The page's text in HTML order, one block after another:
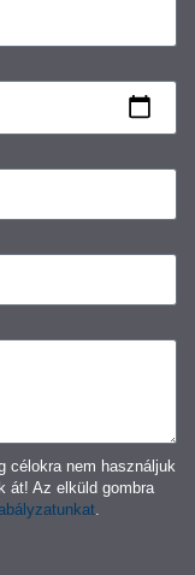
célokra nem használjuk
át! Az elküld gombra
.